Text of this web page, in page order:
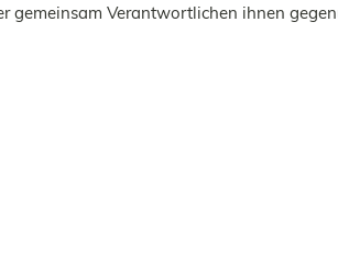
Verantwortlichen ihnen